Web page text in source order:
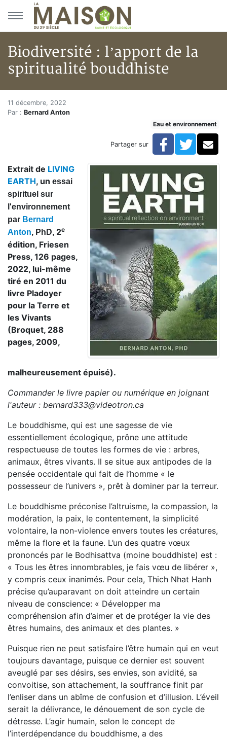
Aller au menu principal
Aller au contenu principal
Biodiversité : l’apport de la
spiritualité bouddhiste
Accueil
Articles
Biodiversité : l’apport de la spiritualité bouddhiste
Biodiversité : l’apport de la
11 décembre, 2022
Par : Bernard Anton
Eau et environnement
Partager sur Facebook
Extrait de LIVING
EARTH, un essai
spirituel sur
l'environnement
par Bernard
Anton, PhD, 2e
édition, Friesen
Press, 126 pages,
2022, lui-même
tiré en 2011 du
livre Pladoyer
pour la Terre et
les Vivants
(Broquet, 288
pages, 2009,
malheureusement épuisé).
Commander le livre papier ou numérique en joignant
l'auteur : bernard333@videotron.ca
Le bouddhisme, qui est une sagesse de vie
essentiellement écologique, prône une attitude
respectueuse de toutes les formes de vie : arbres,
animaux, êtres vivants. Il se situe aux antipodes de la
pensée occidentale qui fait de l’homme « le
possesseur de l’univers », prêt à dominer par la terreur.
Le bouddhisme préconise l’altruisme, la compassion, la
modération, la paix, le contentement, la simplicité
volontaire, la non-violence envers toutes les créatures,
même la flore et la faune. L’un des quatre vœux
prononcés par le Bodhisattva (moine bouddhiste) est :
« Tous les êtres innombrables, je fais vœu de libérer »,
y compris ceux inanimés. Pour cela, Thich Nhat Hanh
précise qu’auparavant on doit atteindre un certain
niveau de conscience: « Développer ma
compréhension afin d’aimer et de protéger la vie des
êtres humains, des animaux et des plantes. »
Puisque rien ne peut satisfaire l’être humain qui en veut
toujours davantage, puisque ce dernier est souvent
aveuglé par ses désirs, ses envies, son avidité, sa
convoitise, son attachement, la souffrance finit par
l’enliser dans un abîme de confusion et d’illusion. L’éveil
serait la délivrance, le dénouement de son cycle de
détresse. L’agir humain, selon le concept de
l’interdépendance du bouddhisme, a des